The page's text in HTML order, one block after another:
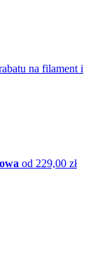
na filament i
od 229,00 zł